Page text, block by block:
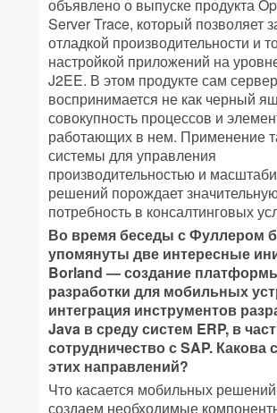
объявлено о выпуске продукта
Server Trace, который позволяет
отладкой производительности и
настройкой приложений на
J2EE. В этом продукте сам сервер
воспринимается не как черный
совокупность процессов и
работающих в нем. Применение
системы для управления
производительностью и
решений порождает
потребность в консалтинговых
Во время беседы с Фуллером
упомянуты две интересные
Borland — создание
разработки для мобильных
интеграция инструментов
Java в среду систем ERP, в
сотрудничество с SAP. Какова
этих направлений?
Что касается мобильных
создаем необходимые